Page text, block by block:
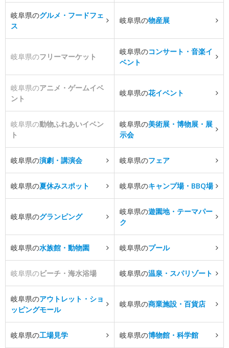
岐阜県のグルメ・フードフェ
ス
岐阜県の物産展
岐阜県のフリーマーケット
岐阜県のコンサート・音楽イ
ベント
岐阜県のアニメ・ゲームイベ
ント
岐阜県の花イベント
岐阜県の動物ふれあいイベン
ト
岐阜県の美術展・博物展・展
示会
岐阜県の演劇・講演会 岐阜県のフェア
岐阜県の夏休みスポット 岐阜県のキャンプ場・BBQ場
岐阜県のグランピング
岐阜県の遊園地・テーマパー
ク
岐阜県の水族館・動物園 岐阜県のプール
岐阜県のビーチ・海水浴場 岐阜県の温泉・スパリゾート
岐阜県のアウトレット・ショ
ッピングモール
岐阜県の商業施設・百貨店
岐阜県の工場見学 岐阜県の博物館・科学館